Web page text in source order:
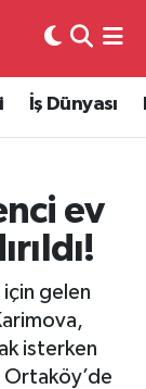
İş Dünyası
ev
için gelen
isterken
Ortaköy’de